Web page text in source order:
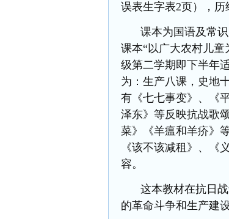
误表生字表2页），历
课本为国语及常
课本“以广大农村儿
级第二学期即下半年
为：生产八课，史地
有《七七事变》、《
泽东》等反映抗战歌
菜》《羊瘟和羊疥》
《该不该减租》、《
容。
这本教材在抗日
的革命斗争和生产建